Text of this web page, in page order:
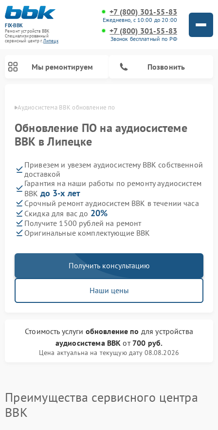
FIX-BBK
Ремонт устройств BBK
Специализированный
cервисный центр г.Липецк
+7 (800) 301-55-83
Ежедневно, с 10:00 до 20:00
+7 (800) 301-55-83
Звонок бесплатный по РФ
Мы ремонтируем Позвонить
Аудиосистема BBK обновление по
Обновление ПО на аудиосистеме
BBK в Липецке
Привезем и увезем аудиосистему BBK собственной
доставкой
Гарантия на наши работы по ремонту аудиосистем
BBK до 3-х лет
Срочный ремонт аудиосистем BBK в течении часа
Скидка для вас до 20%
Получите 1500 рублей на ремонт
Оригинальные комплектующие BBK
Получить консультацию
Наши цены
Стоимость услуги обновление по для устройства
аудиосистема BBK от 700 руб.
Цена актуальна на текущую дату 08.08.2026
Преимущества сервисного центра
BBK